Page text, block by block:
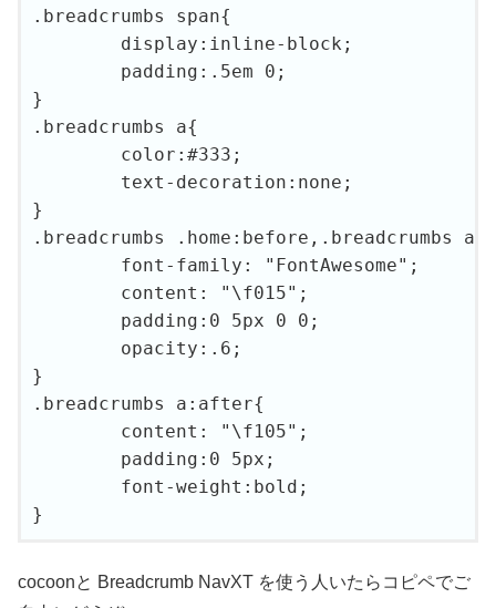
.breadcrumbs span{
}
.breadcrumbs a{
}
.breadcrumbs .home:before,.breadcrumbs
}
.breadcrumbs a:after{
}
cocoonと Breadcrumb NavXT を使う人いたらコピペでご